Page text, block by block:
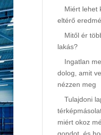
Miért lehet
eltérő
Mitől ér
lakás?
Ingatlan
dolog, amit
nézzen meg
Tulajdoni
miért okoz